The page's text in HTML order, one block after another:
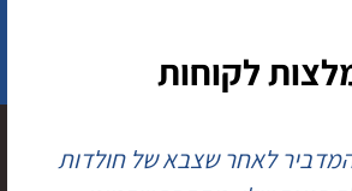
לקוחות
המדביר לאחר שצבא של חולדות